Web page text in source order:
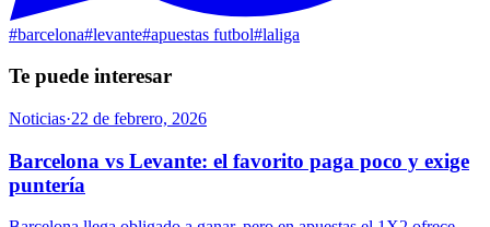
#barcelona#levante#apuestas futbol#laliga
Te puede interesar
Noticias·22 de febrero, 2026
Barcelona vs Levante: el favorito paga poco y exige
puntería